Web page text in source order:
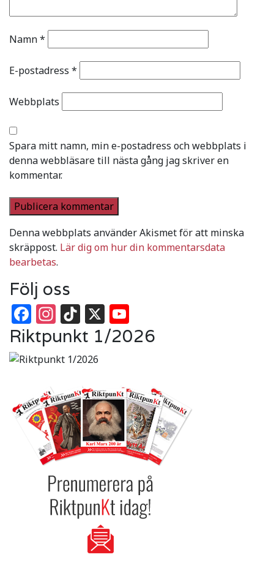
Namn*
E-postadress *
Webbplats
Spara mitt namn, min e-postadress och webbplats i
denna webbläsare till nästa gång jag skriver en
kommentar.
Denna webbplats använder Akismet för att minska
skräppost. Lär dig om hur din kommentarsdata
bearbetas.
Följ oss
Facebook
Instagram
TikTok
X
Riktpunkt 1/2026